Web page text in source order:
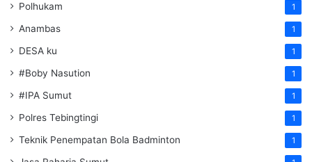
Polhukam 1
Anambas 1
DESA ku 1
#Boby Nasution 1
#IPA Sumut 1
Polres Tebingtingi 1
Teknik Penempatan Bola Badminton 1